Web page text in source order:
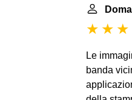
Le
banda